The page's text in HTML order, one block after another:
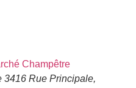
Champêtre
3416 Rue Principale,